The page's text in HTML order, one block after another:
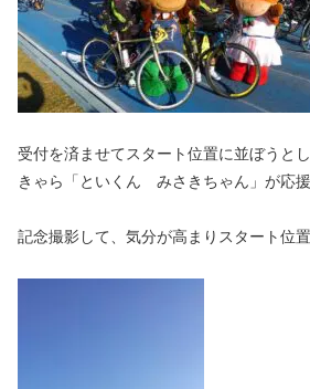
受付を済ませてスタート位置に並ぼうと
きゃら「といくん みさきちゃん」が応援
記念撮影して、気分が高まりスタート位置